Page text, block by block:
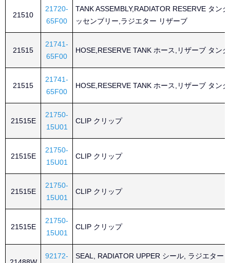
21510
21720-
65F00
TANK ASSEMBLY,RADIATOR RESERVE タン
ッセンブリー,ラジエター リザーブ
21515
21741-
65F00
HOSE,RESERVE TANK ホース,リザーブ タンク
21515
21741-
65F00
HOSE,RESERVE TANK ホース,リザーブ タンク
21515E
21750-
15U01
CLIP クリップ
21515E
21750-
15U01
CLIP クリップ
21515E
21750-
15U01
CLIP クリップ
21515E
21750-
15U01
CLIP クリップ
92172- SEAL, RADIATOR UPPER シール, ラジエター